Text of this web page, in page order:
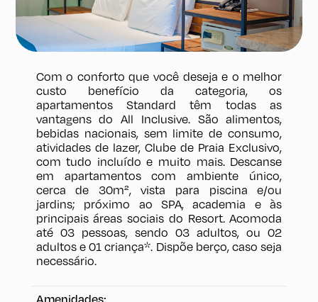
Com o conforto que você deseja e o melhor
custo benefício da categoria, os
apartamentos Standard têm todas as
vantagens do All Inclusive. São alimentos,
bebidas nacionais, sem limite de consumo,
atividades de lazer, Clube de Praia Exclusivo,
com tudo incluído e muito mais. Descanse
em apartamentos com ambiente único,
cerca de 30m², vista para piscina e/ou
jardins; próximo ao SPA, academia e às
principais áreas sociais do Resort. Acomoda
até 03 pessoas, sendo 03 adultos, ou 02
adultos e 01 criança*. Dispõe berço, caso seja
necessário.
Amenidades: